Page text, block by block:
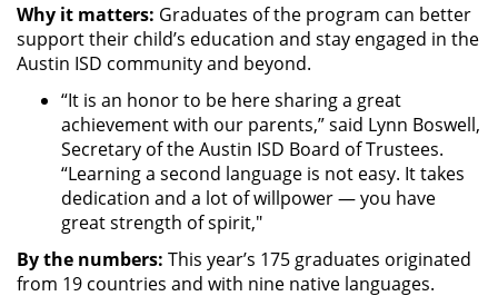
Why it matters: Graduates of the program can better
support their child’s education and stay engaged in the
Austin ISD community and beyond.
“It is an honor to be here sharing a great
achievement with our parents,” said Lynn Boswell,
Secretary of the Austin ISD Board of Trustees.
“Learning a second language is not easy. It takes
dedication and a lot of willpower — you have
great strength of spirit,"
By the numbers: This year’s 175 graduates originated
from 19 countries and with nine native languages.